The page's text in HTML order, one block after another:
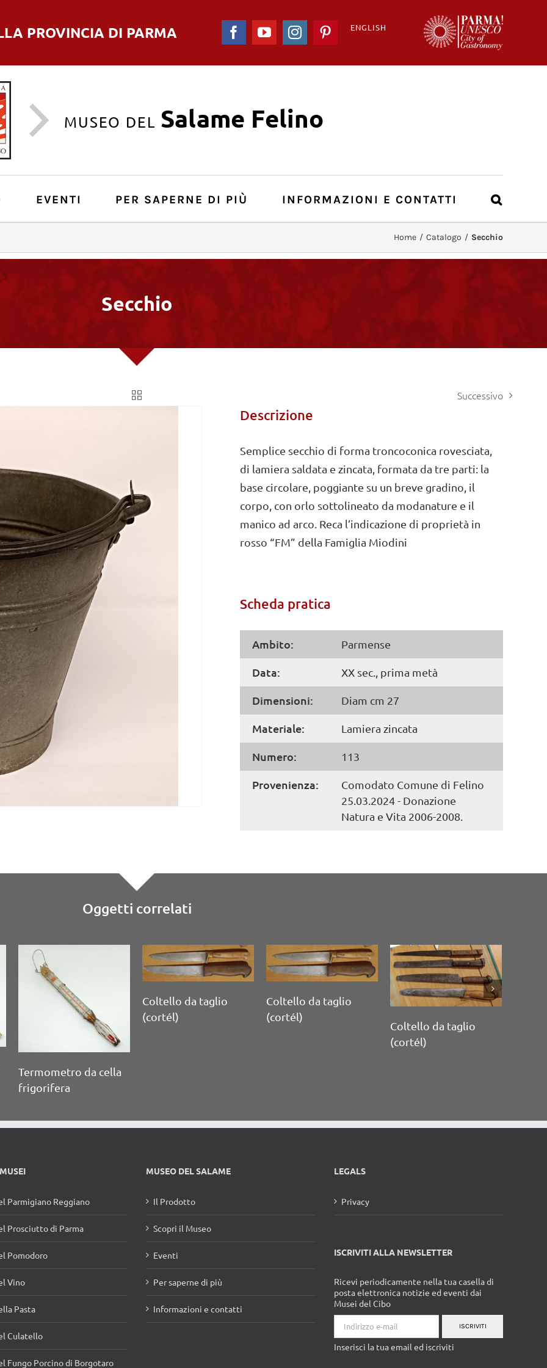
PROVINCIA DI PARMA ENGLISH
FacebookYouTubeInstagramPinterest
MUSEO DEL Salame Felino
EVENTI PER SAPERNE DI PIÙ INFORMAZIONI E CONTATTI
Secchio
Home / Catalogo / Secchio
Successivo
Descrizione
Semplice secchio di forma troncoconica rovesciata,
di lamiera saldata e zincata, formata da tre parti: la
base circolare, poggiante su un breve gradino, il
corpo, con orlo sottolineato da modanature e il
manico ad arco. Reca l’indicazione di proprietà in
rosso “FM” della Famiglia Miodini
Scheda pratica
Ambito: Parmense
Data: XX sec., prima metà
Dimensioni: Diam cm 27
Materiale: Lamiera zincata
Numero: 113
Provenienza:
Comodato Comune di Felino
25.03.2024 - Donazione
Natura e Vita 2006-2008.
Oggetti correlati
Coltello da taglio
Acciarino, affila
coltelli
Coltello da scalco
(cortél)
Coltello da scalco
(cortél)
Pomodoro
Per saperne di più
ISCRIVITI ALLA NEWSLETTER
Musei del Cibo
ISCRIVITI
Inserisci la tua email ed iscriviti